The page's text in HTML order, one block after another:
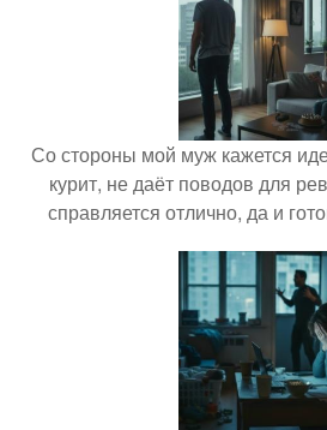
Со стороны мой муж кажется
курит, не даёт поводов для
справляется отлично, да и